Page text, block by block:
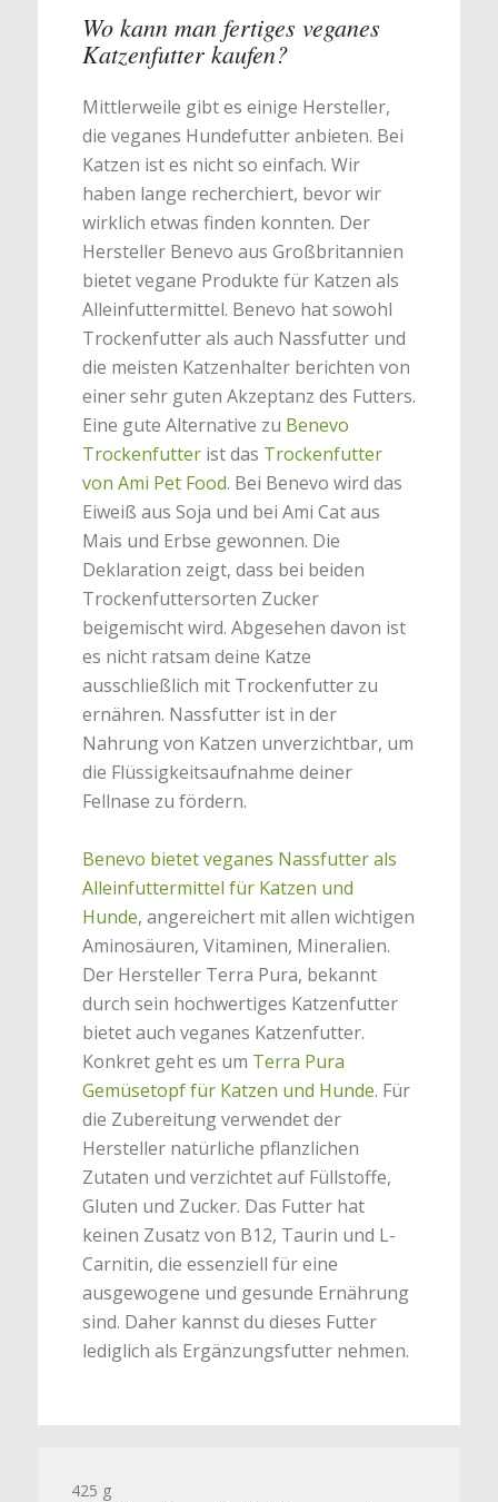
Wo kann man fertiges veganes
Katzenfutter kaufen?
Mittlerweile gibt es einige Hersteller,
die veganes Hundefutter anbieten. Bei
Katzen ist es nicht so einfach. Wir
haben lange recherchiert, bevor wir
wirklich etwas finden konnten. Der
Hersteller Benevo aus Großbritannien
bietet vegane Produkte für Katzen als
Alleinfuttermittel. Benevo hat sowohl
Trockenfutter als auch Nassfutter und
die meisten Katzenhalter berichten von
einer sehr guten Akzeptanz des Futters.
Eine gute Alternative zu Benevo
Trockenfutterist das Trockenfutter
von Ami Pet Food. Bei Benevo wird das
Eiweiß aus Soja und bei Ami Cat aus
Mais und Erbse gewonnen. Die
Deklaration zeigt, dass bei beiden
Trockenfuttersorten Zucker
beigemischt wird. Abgesehen davon ist
es nicht ratsam deine Katze
ausschließlich mit Trockenfutter zu
ernähren. Nassfutter ist in der
Nahrung von Katzen unverzichtbar, um
die Flüssigkeitsaufnahme deiner
Fellnase zu fördern.
Benevo bietet veganes Nassfutter als
Alleinfuttermittel für Katzen und
Hunde, angereichert mit allen wichtigen
Aminosäuren, Vitaminen, Mineralien.
Der Hersteller Terra Pura, bekannt
durch sein hochwertiges Katzenfutter
bietet auch veganes Katzenfutter.
Konkret geht es um Terra Pura
Gemüsetopf für Katzen und Hunde. Für
die Zubereitung verwendet der
Hersteller natürliche pflanzlichen
Zutaten und verzichtet auf Füllstoffe,
Gluten und Zucker. Das Futter hat
keinen Zusatz von B12, Taurin und L-
Carnitin, die essenziell für eine
ausgewogene und gesunde Ernährung
sind. Daher kannst du dieses Futter
lediglich als Ergänzungsfutter nehmen.
425 g